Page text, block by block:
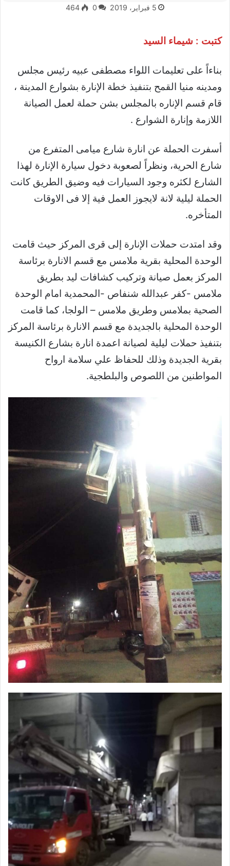
5 فبراير، 2019 0
464
كتبت : شيماء السيد
بناءاً على تعليمات اللواء مصطفى عبيه رئيس مجلس
ومدينه منيا القمح بتنفيذ خطة الإنارة بشوارع المدينة ،
قام قسم الإناره بالمجلس بشن حملة لعمل الصيانة
اللازمة وإنارة الشوارع .
أسفرت الحملة عن انارة شارع ميامى المتفرع من
شارع الحرية، ونظراً لصعوبة دخول سيارة الإنارة لهذا
الشارع لكثره وجود السيارات فيه وضيق الطريق كانت
الحملة ليلية لانة لايجوز العمل فية إلا فى الاوقات
المتأخره.
وقد امتدت حملات الإنارة إلى قرى المركز حيث قامت
الوحدة المحلية بقرية ملامس مع قسم الانارة برئاسة
المركز بعمل صيانة وتركيب كشافات ليد بطريق
ملامس -كفر عبدالله شنفاص -المحمدية امام الوحدة
الصحية بملامس وطريق ملامس – الولجا، كما قامت
الوحدة المحلية بالجديدة مع قسم الانارة برئاسة المركز
بتنفيذ حملات ليلية لصيانة اعمدة انارة بشارع الكنيسة
بقرية الجديدة وذلك للحفاظ علي سلامة ارواح
المواطنين من اللصوص والبلطجية.